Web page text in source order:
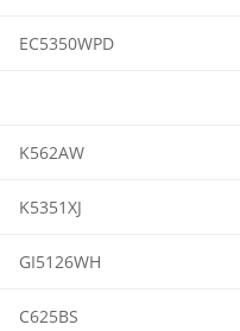
EC5350WPD
K562AW
K5351XJ
GI5126WH
C625BS